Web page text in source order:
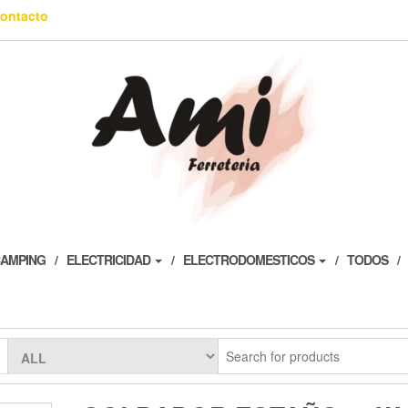
ELECTRICIDAD ELECTRODOMESTICOS TODOS